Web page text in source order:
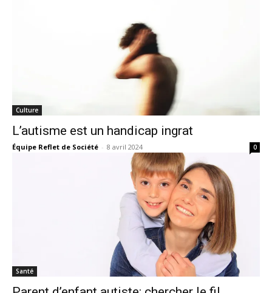
Culture
L’autisme est un handicap ingrat
Équipe Reflet de Société - 8 avril 2024 0
Santé